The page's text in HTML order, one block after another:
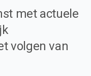
met actuele
volgen van